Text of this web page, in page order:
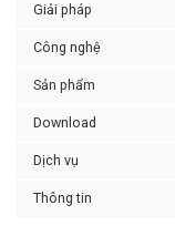
Giải pháp
Công nghệ
Sản phẩm
Download
Dịch vụ
Thông tin